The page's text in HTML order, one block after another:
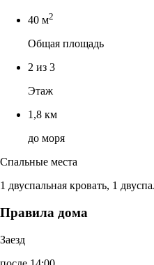
40 м2
Общая площадь
2 из 3
Этаж
1,8 км
до моря
Спальные места
1 двуспальная кровать, 1
Правила дома
Заезд